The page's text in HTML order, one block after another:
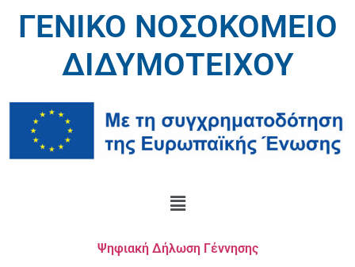
ΓΕΝΙΚΟ ΝΟΣΟΚΟΜΕΙΟ
ΔΙΔΥΜΟΤΕΙΧΟΥ
Ψηφιακή Δήλωση Γέννησης